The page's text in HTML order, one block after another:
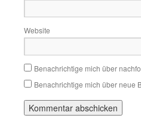
Website
Benachrichtige mich über
Benachrichtige mich über neue